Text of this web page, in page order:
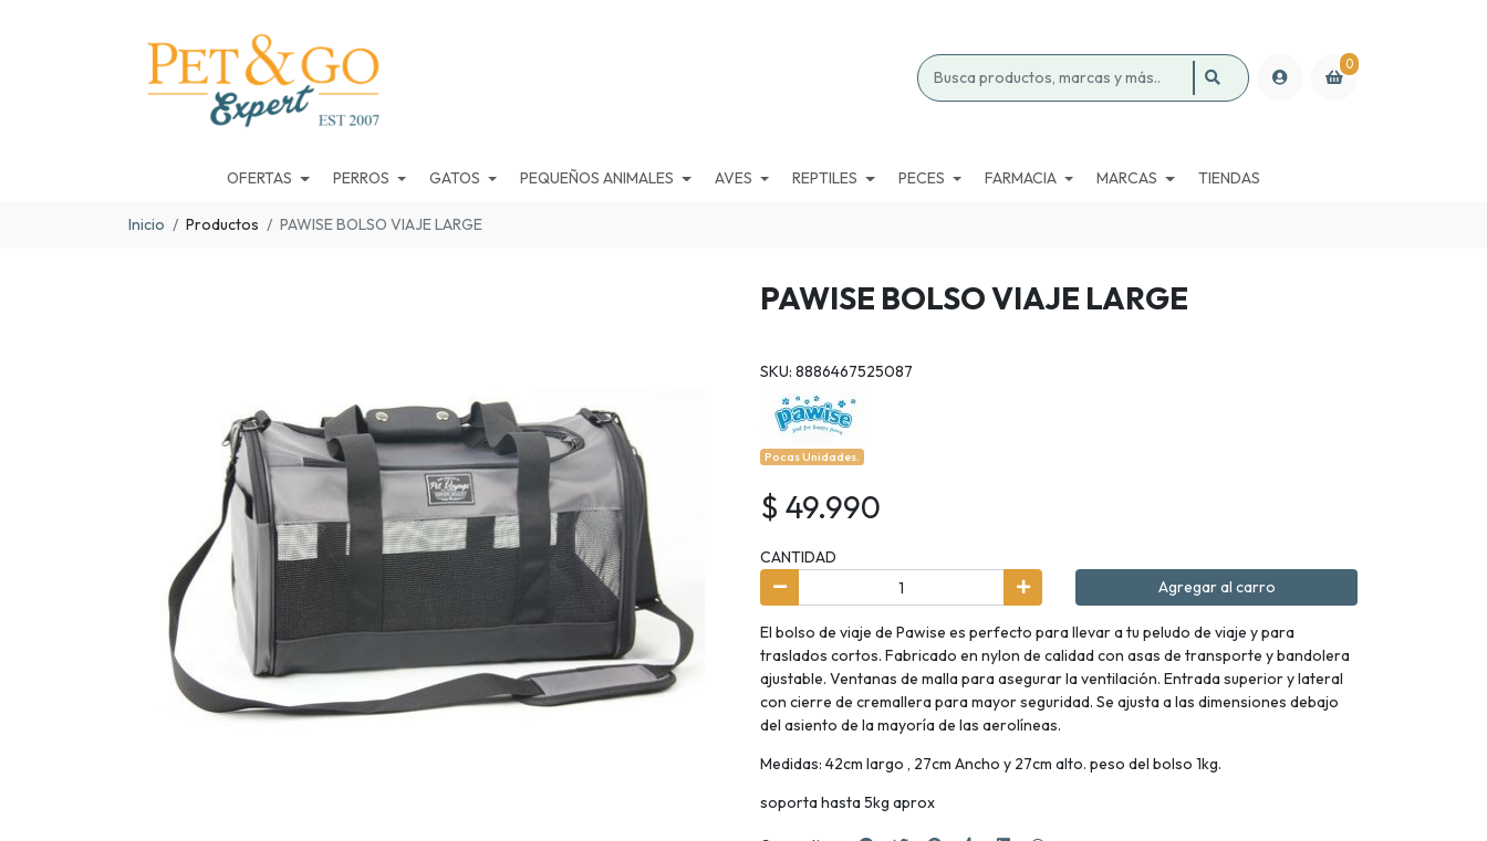
0
OFERTAS PERROS GATOS PEQUEÑOS ANIMALES AVES REPTILES PECES FARMACIA MARCAS TIENDAS
Inicio Productos PAWISE BOLSO VIAJE LARGE
PAWISE BOLSO VIAJE LARGE
SKU: 8886467525087
Pocas Unidades.
$ 49.990
CANTIDAD
Agregar al carro
El bolso de viaje de Pawise es perfecto para llevar a tu peludo de viaje y para
traslados cortos. Fabricado en nylon de calidad con asas de transporte y bandolera
ajustable. Ventanas de malla para asegurar la ventilación. Entrada superior y lateral
con cierre de cremallera para mayor seguridad. Se ajusta a las dimensiones debajo
del asiento de la mayoría de las aerolíneas.
Medidas: 42cm largo , 27cm Ancho y 27cm alto. peso del bolso 1kg.
soporta hasta 5kg aprox